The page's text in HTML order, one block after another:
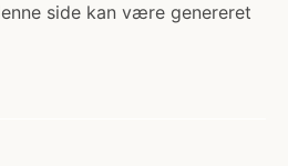
side kan være genereret